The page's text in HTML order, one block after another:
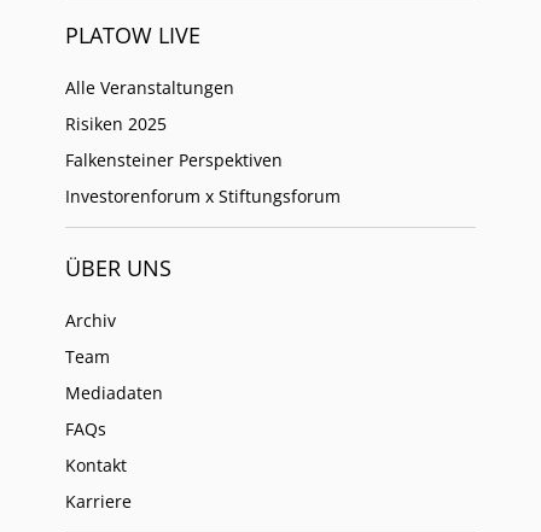
PLATOW LIVE
Alle Veranstaltungen
Risiken 2025
Falkensteiner Perspektiven
Investorenforum x Stiftungsforum
ÜBER UNS
Archiv
Team
Mediadaten
FAQs
Kontakt
Karriere